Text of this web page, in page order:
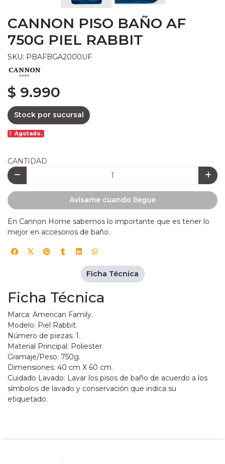
CANNON PISO BAÑO AF
750G PIEL RABBIT
SKU: PBAFBGA2000UF
$ 9.990
Stock por sucursal
Agotado.
CANTIDAD
Avísame cuando llegue
En Cannon Home sabemos lo importante que es tener lo
mejor en accesorios de baño.
Ficha Técnica
Marca: American Family.
Modelo: Piel Rabbit.
Número de piezas: 1.
Material Principal: Poliester.
Gramaje/Peso: 750g.
Dimensiones: 40 cm X 60 cm.
Cuidado Lavado: Lavar los pisos de baño de acuerdo a los
símbolos de lavado y conservación que indica su
etiquetado.
Ficha Técnica